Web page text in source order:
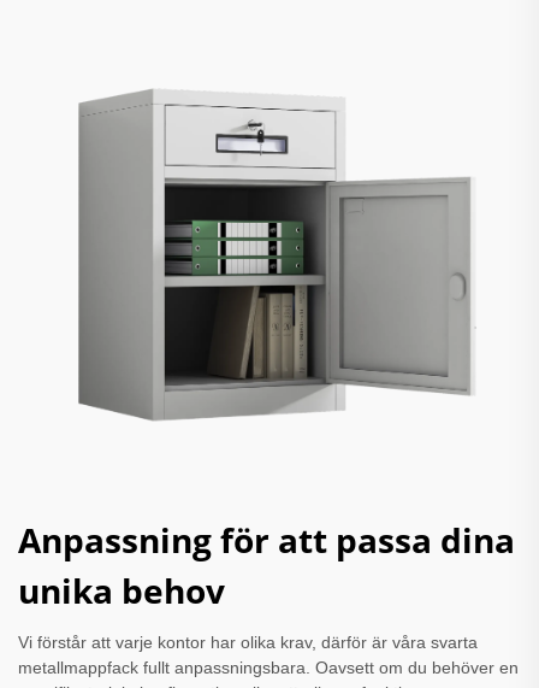
Anpassning för att passa dina
unika behov
Vi förstår att varje kontor har olika krav, därför är våra svarta
metallmappfack fullt anpassningsbara. Oavsett om du behöver en